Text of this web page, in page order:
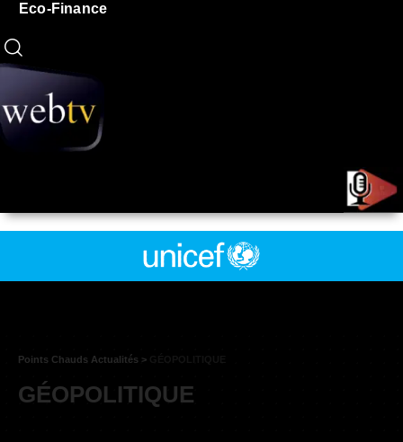
Eco-Finance
Points Chauds Actualités >
GÉOPOLITIQUE